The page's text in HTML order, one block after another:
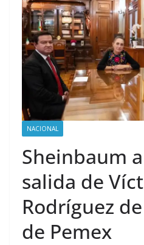
NACIONAL
Sheinbaum
salida de
Rodríguez
de Pemex